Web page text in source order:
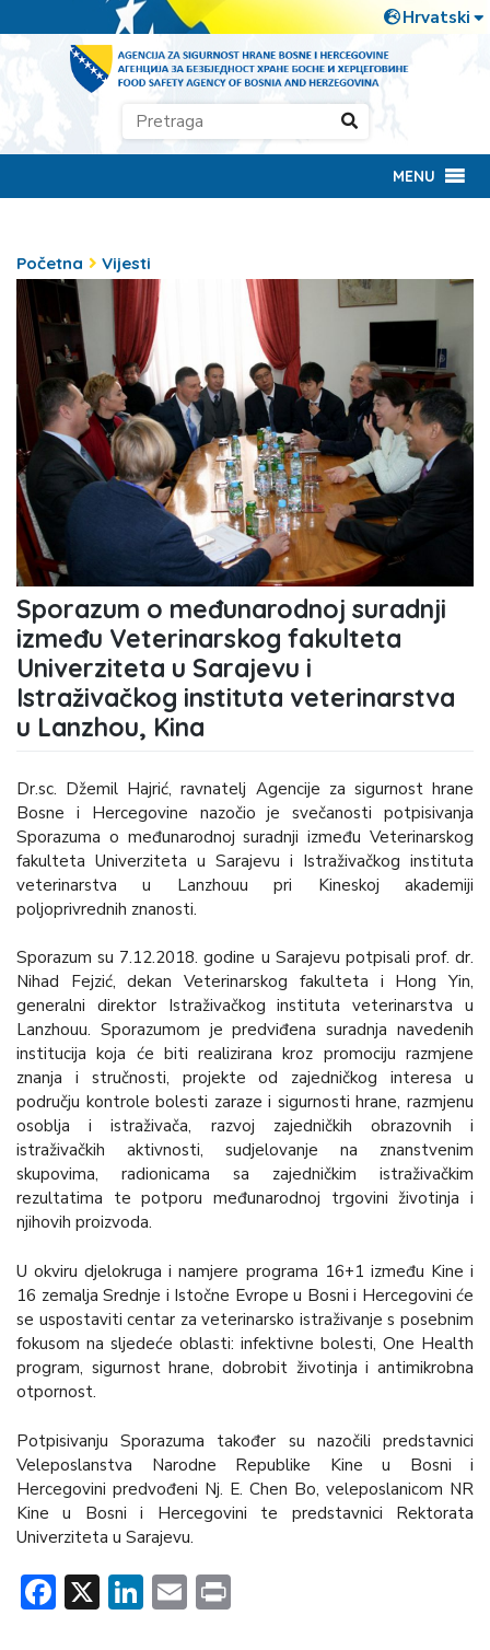
MENU
Početna Vijesti
Sporazum o međunarodnoj suradnji
između Veterinarskog fakulteta
Univerziteta u Sarajevu i
Istraživačkog instituta veterinarstva
u Lanzhou, Kina
Dr.sc. Džemil Hajrić, ravnatelj Agencije za sigurnost hrane
Bosne i Hercegovine nazočio je svečanosti potpisivanja
Sporazuma o međunarodnoj suradnji između Veterinarskog
fakulteta Univerziteta u Sarajevu i Istraživačkog instituta
veterinarstva u Lanzhouu pri Kineskoj akademiji
poljoprivrednih znanosti.
Sporazum su 7.12.2018. godine u Sarajevu potpisali prof. dr.
Nihad Fejzić, dekan Veterinarskog fakulteta i Hong Yin,
generalni direktor Istraživačkog instituta veterinarstva u
Lanzhouu. Sporazumom je predviđena suradnja navedenih
institucija koja će biti realizirana kroz promociju razmjene
znanja i stručnosti, projekte od zajedničkog interesa u
području kontrole bolesti zaraze i sigurnosti hrane, razmjenu
osoblja i istraživača, razvoj zajedničkih obrazovnih i
istraživačkih aktivnosti, sudjelovanje na znanstvenim
skupovima, radionicama sa zajedničkim istraživačkim
rezultatima te potporu međunarodnoj trgovini životinja i
njihovih proizvoda.
U okviru djelokruga i namjere programa 16+1 između Kine i
16 zemalja Srednje i Istočne Evrope u Bosni i Hercegovini će
se uspostaviti centar za veterinarsko istraživanje s posebnim
fokusom na sljedeće oblasti: infektivne bolesti, One Health
program, sigurnost hrane, dobrobit životinja i antimikrobna
otpornost.
Potpisivanju Sporazuma također su nazočili predstavnici
Veleposlanstva Narodne Republike Kine u Bosni i
Hercegovini predvođeni Nj. E. Chen Bo, veleposlanicom NR
Kine u Bosni i Hercegovini te predstavnici Rektorata
Univerziteta u Sarajevu.
Facebook
X LinkedIn
Email